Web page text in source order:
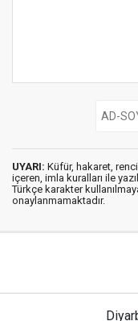
UYARI: Küfür, hakaret,
içeren, imla kuralları ile
Türkçe karakter
onaylanmamaktadır.